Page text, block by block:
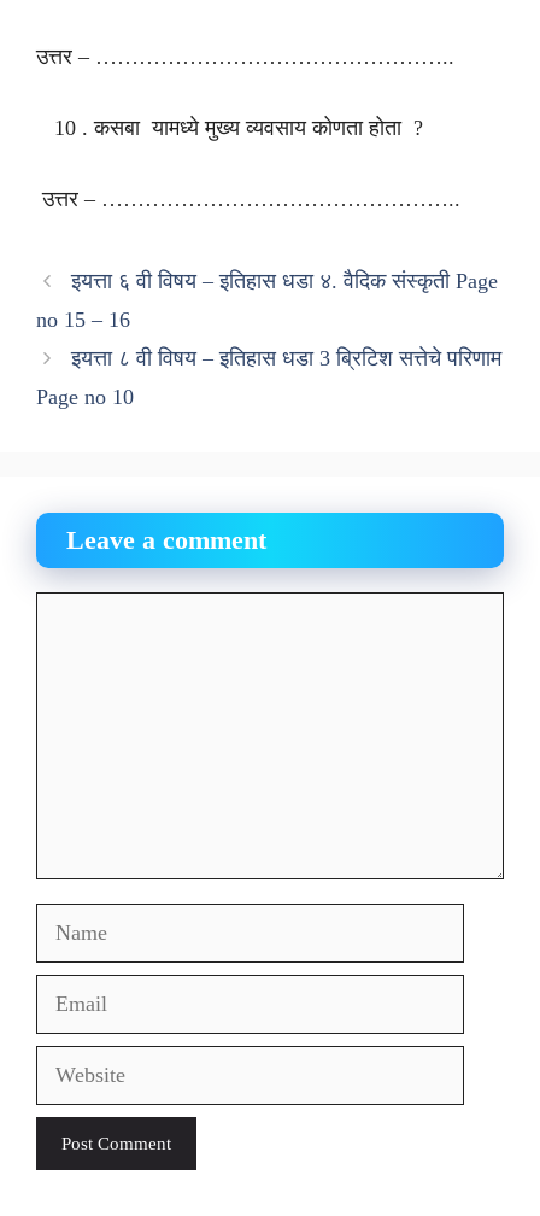
उत्तर – …………………………………………..
10 . कसबा यामध्ये मुख्य व्यवसाय कोणता होता ?
उत्तर – …………………………………………..
इयत्ता ६ वी विषय – इतिहास धडा ४. वैदिक संस्कृती Page
no 15 – 16
इयत्ता ८ वी विषय – इतिहास धडा 3 ब्रिटिश सत्तेचे परिणाम
Page no 10
Leave a comment
Name
Email
Website